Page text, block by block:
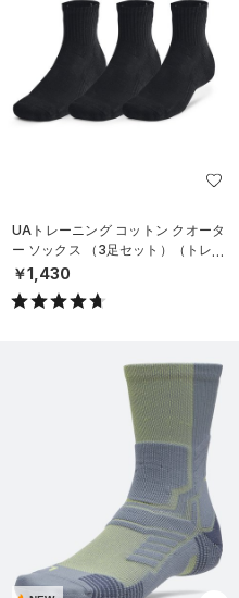
UAトレーニング コットン クオータ
ー ソックス （3足セット）（トレー
ニング/UNISEX）
￥1,430